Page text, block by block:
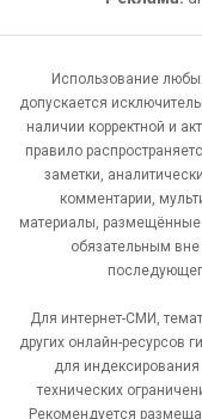
Использование
допускается
наличии корректной и
правило
заметки,
комментарии,
материалы, размещённые
обязательным
Для интернет-СМИ,
других онлайн-ресурсов
для
технических
Рекомендуется